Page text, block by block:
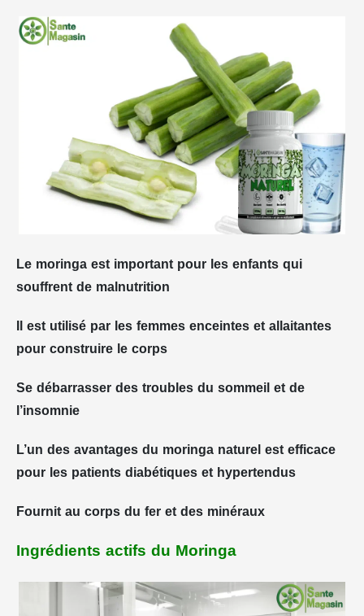
Le moringa est important pour les enfants qui
souffrent de malnutrition
Il est utilisé par les femmes enceintes et allaitantes
pour construire le corps
Se débarrasser des troubles du sommeil et de
l’insomnie
L’un des avantages du moringa naturel est efficace
pour les patients diabétiques et hypertendus
Fournit au corps du fer et des minéraux
Ingrédients actifs du Moringa